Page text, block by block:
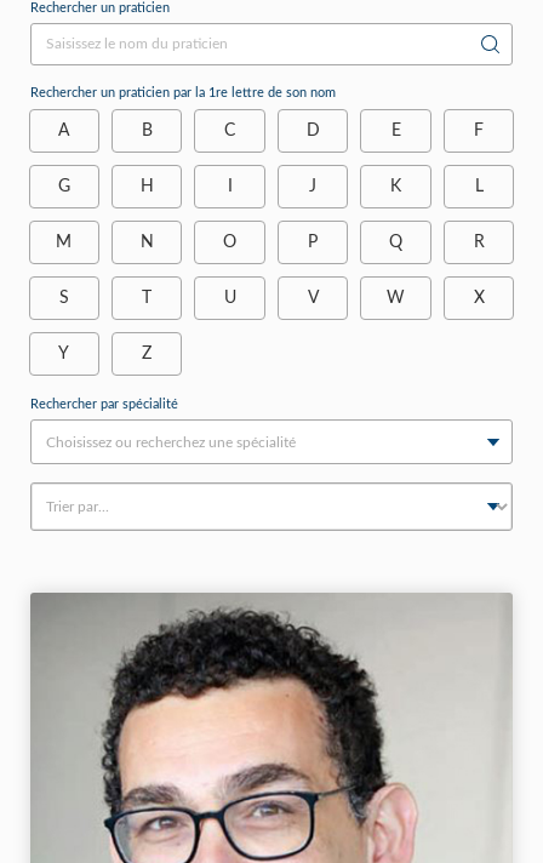
Rechercher un praticien
Rechercher un praticien par la 1re lettre de son nom
A B C D E F
G H J K L
M N O P Q R
S U V W X
Y Z
Rechercher par spécialité
Choisissez ou recherchez une spécialité